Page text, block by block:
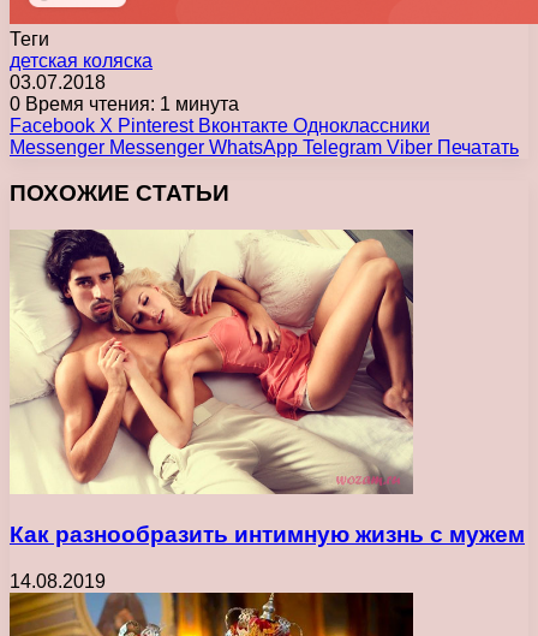
Теги
детская коляска
03.07.2018
0 Время чтения: 1 минута
Facebook X Pinterest Вконтакте Одноклассники
Messenger Messenger WhatsApp Telegram Viber Печатать
ПОХОЖИЕ СТАТЬИ
Как разнообразить интимную жизнь с мужем
14.08.2019